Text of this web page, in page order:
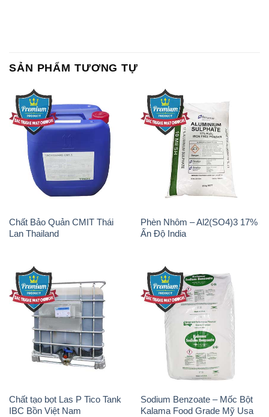
SẢN PHẨM TƯƠNG TỰ
Chất Bảo Quản CMIT Thái
Lan Thailand
Phèn Nhôm – Al2(SO4)3 17%
Ấn Độ India
Chất tạo bọt Las P Tico Tank
IBC Bồn Việt Nam
Sodium Benzoate – Mốc Bột
Kalama Food Grade Mỹ Usa